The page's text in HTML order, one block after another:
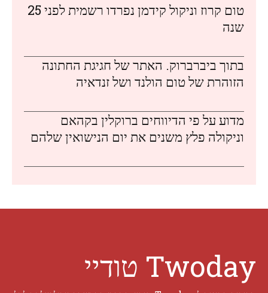
טום קרוז וניקול קידמן נפרדו רשמית לפני 25
שנה
בתוך ביברברוק. האתר של חגיגת החתונה
הזוהרת של טום הולנד ושל זנדאיה
מדוע על פי הדיווחים ברוקלין בקהאם
וניקולה פלץ משנים את יום הנישואין שלהם
Twoday טודיי